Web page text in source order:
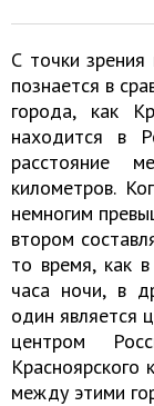
С точки зрения
познается в
города, как
находится в
расстояние
километров.
немногим
втором
то время, как
часа ночи, в
один является
центром
между этими